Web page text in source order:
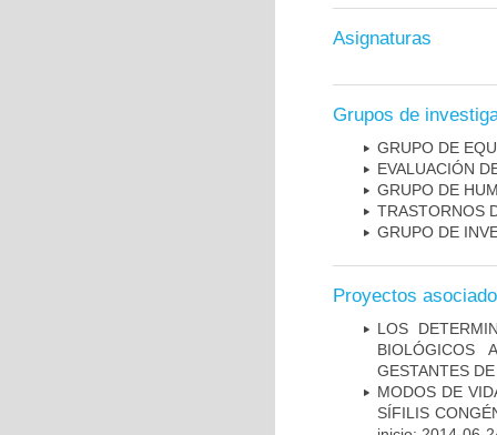
Asignaturas
Grupos de
GRUPO DE
EVALUACIÓN
GRUPO DE
TRASTORNOS
GRUPO DE
Proyectos
LOS
BIOLÓGICOS
GESTANTES
MODOS DE
SÍFILIS